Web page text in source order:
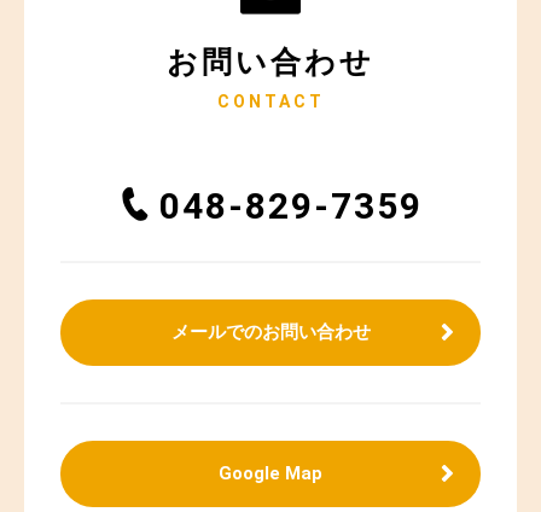
お問い合わせ
CONTACT
048-829-7359
メールでのお問い合わせ
Google Map